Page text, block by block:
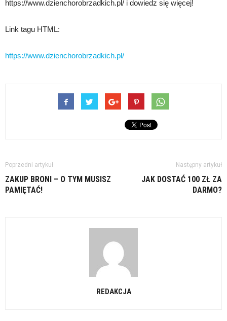
https://www.dzienchorobrzadkich.pl/ i dowiedz się więcej!
Link tagu HTML:
https://www.dzienchorobrzadkich.pl/
Poprzedni artykuł
ZAKUP BRONI – O TYM MUSISZ
PAMIĘTAĆ!
Następny artykuł
JAK DOSTAĆ 100 ZŁ ZA
DARMO?
REDAKCJA